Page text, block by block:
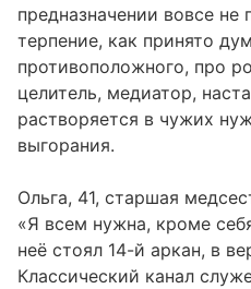
предназначении вовсе не
терпение, как принято
противоположного, про
целитель, медиатор,
растворяется в чужих
выгорания.
Ольга, 41, старшая
«Я всем нужна, кроме
неё стоял 14-й аркан, в
Классический канал